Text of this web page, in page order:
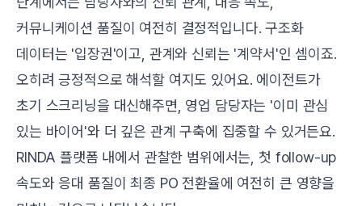
커뮤니케이션 품질이 여전히 결정적입니다. 구조화
데이터는 '입장권'이고, 관계와 신뢰는 '계약서'인 셈이죠.
오히려 긍정적으로 해석할 여지도 있어요. 에이전트가
초기 스크리닝을 대신해주면, 영업 담당자는 '이미 관심
있는 바이어'와 더 깊은 관계 구축에 집중할 수 있거든요.
RINDA 플랫폼 내에서 관찰한 범위에서는, 첫 follow-up
속도와 응대 품질이 최종 PO 전환율에 여전히 큰 영향을